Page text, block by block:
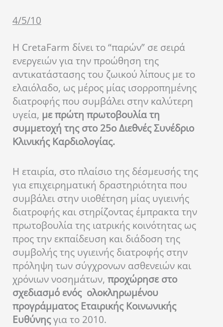
4/5/10
Η CretaFarm δίνει το “παρών” σε σειρά
ενεργειών για την προώθηση της
αντικατάστασης του ζωικού λίπους με το
ελαιόλαδο, ως μέρος μίας ισορροπημένης
διατροφής που συμβάλει στην καλύτερη
υγεία, με πρώτη πρωτοβουλία τη
συμμετοχή της στο 25ο Διεθνές Συνέδριο
Κλινικής Καρδιολογίας.
H εταιρία, στο πλαίσιο της δέσμευσής της
για επιχειρηματική δραστηριότητα που
συμβάλει στην υιοθέτηση μίας υγιεινής
διατροφής και στηρίζοντας έμπρακτα την
πρωτοβουλία της ιατρικής κοινότητας ως
προς την εκπαίδευση και διάδοση της
συμβολής της υγιεινής διατροφής στην
πρόληψη των σύγχρονων ασθενειών και
χρόνιων νοσημάτων, προχώρησε στο
σχεδιασμό ενός ολοκληρωμένου
προγράμματος Εταιρικής Κοινωνικής
Ευθύνηςγια το 2010.